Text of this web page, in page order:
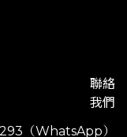
聯絡
我們
（WhatsApp）